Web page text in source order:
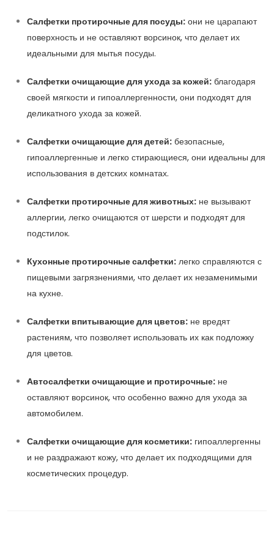
Салфетки протирочные для посуды: они не царапают
поверхность и не оставляют ворсинок, что делает их
идеальными для мытья посуды.
Салфетки очищающие для ухода за кожей: благодаря
своей мягкости и гипоаллергенности, они подходят для
деликатного ухода за кожей.
Салфетки очищающие для детей: безопасные,
гипоаллергенные и легко стирающиеся, они идеальны для
использования в детских комнатах.
Салфетки протирочные для животных: не вызывают
аллергии, легко очищаются от шерсти и подходят для
подстилок.
Кухонные протирочные салфетки: легко справляются с
пищевыми загрязнениями, что делает их незаменимыми
на кухне.
Салфетки впитывающие для цветов: не вредят
растениям, что позволяет использовать их как подложку
для цветов.
Автосалфетки очищающие и протирочные: не
оставляют ворсинок, что особенно важно для ухода за
автомобилем.
Салфетки очищающие для косметики: гипоаллергенны
и не раздражают кожу, что делает их подходящими для
косметических процедур.